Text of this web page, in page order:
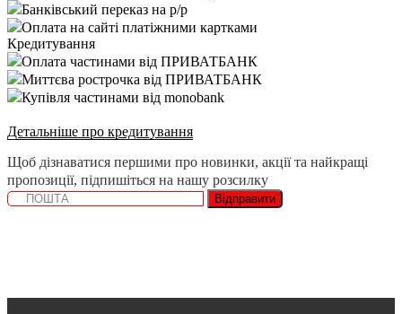
Банківський переказ на р/р
Оплата на сайті платіжними картками
Кредитування
Оплата частинами від ПРИВАТБАНК
Миттєва рострочка від ПРИВАТБАНК
Купівля частинами від monobank
Детальніше про кредитування
Щоб дізнаватися першими про новинки, акції та найкращі
пропозиції, підпишіться на нашу розсилку
Відправити